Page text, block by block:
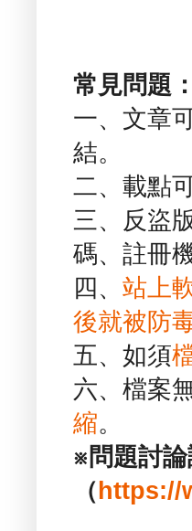
常見問題：
一、文章
結。
二、載點
三、反盜
碼、註冊
四、 站上
後就被防
五、如須
六、檔案
縮。
※問題討
（ https://